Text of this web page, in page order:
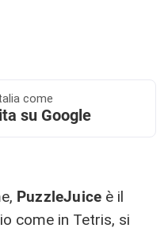
come
su Google
PuzzleJuice è il
come in Tetris, si